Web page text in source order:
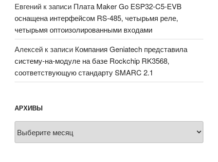
Евгений к записи Плата Maker Go ESP32-C5-EVB
оснащена интерфейсом RS-485, четырьмя реле,
четырьмя оптоизолированными входами
Алексей к записи Компания Geniatech представила
систему-на-модуле на базе Rockchip RK3568,
соответствующую стандарту SMARC 2.1
АРХИВЫ